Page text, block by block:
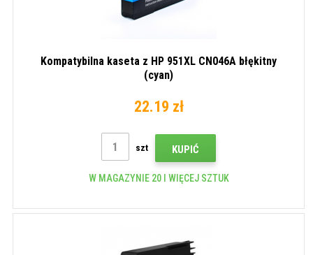
Kompatybilna kaseta z HP 951XL CN046A błękitny
(cyan)
22.19 zł
szt KUPIĆ
W MAGAZYNIE 20 I WIĘCEJ SZTUK